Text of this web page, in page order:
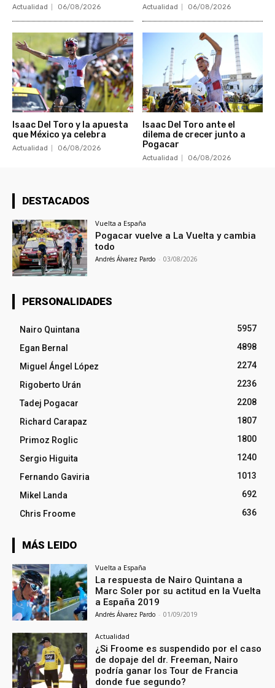
Actualidad 06/08/2026 Actualidad 06/08/2026
Isaac Del Toro y la apuesta
que México ya celebra
Actualidad 06/08/2026
Isaac Del Toro ante el
dilema de crecer junto a
Pogacar
Actualidad 06/08/2026
DESTACADOS
Vuelta a España
Pogacar vuelve a La Vuelta y cambia
todo
Andrés Álvarez Pardo - 03/08/2026
PERSONALIDADES
Nairo Quintana
5957
Egan Bernal
4898
Miguel Ángel López
2274
Rigoberto Urán
2236
Tadej Pogacar
2208
Richard Carapaz
1807
Primoz Roglic
1800
Sergio Higuita
1240
Fernando Gaviria
1013
Mikel Landa
692
Chris Froome
636
MÁS LEIDO
Vuelta a España
La respuesta de Nairo Quintana a
Marc Soler por su actitud en la Vuelta
a España 2019
Andrés Álvarez Pardo - 01/09/2019
Actualidad
¿Si Froome es suspendido por el caso
de dopaje del dr. Freeman, Nairo
podría ganar los Tour de Francia
donde fue segundo?